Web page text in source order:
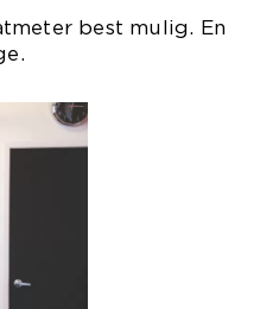
best mulig. En